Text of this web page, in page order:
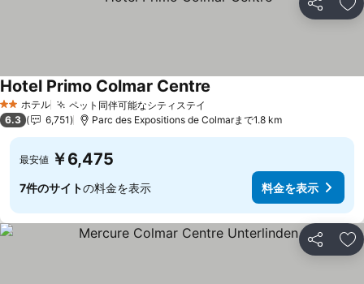
シェア お
2 ホテルのランク
ホテル ペット同伴可能なシティステイ
Hotel Primo Colmar Centre
6.3 6,751 Parc des Expositions de Colmarまで1.8 km
最安値 ￥6,475
7件のサイトの料金を表示 料金を表示
シェア お